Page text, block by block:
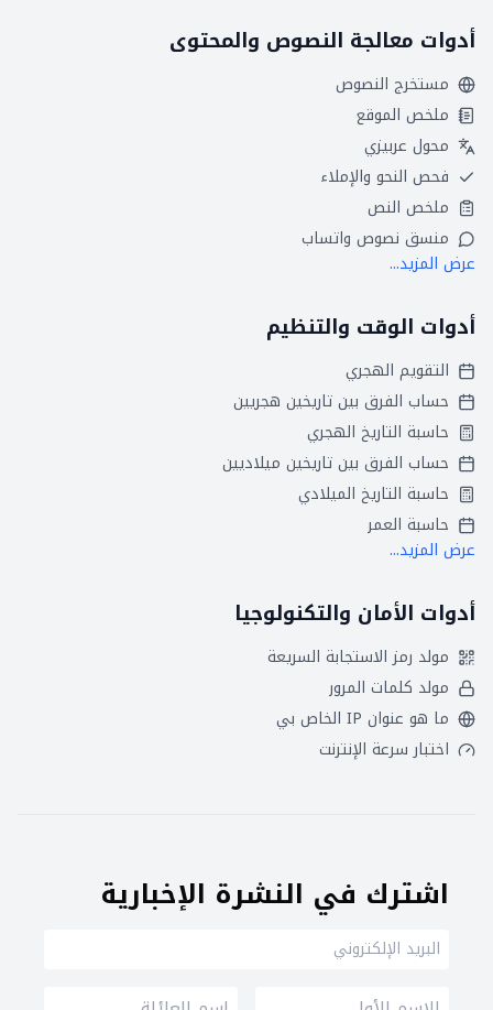
أدوات معالجة النصوص والمحتوى
مستخرج النصوص
ملخص الموقع
محول عربيزي
فحص النحو والإملاء
ملخص النص
منسق نصوص واتساب
عرض المزيد...
أدوات الوقت والتنظيم
التقويم الهجري
حساب الفرق بين تاريخين هجريين
حاسبة التاريخ الهجري
حساب الفرق بين تاريخين ميلاديين
حاسبة التاريخ الميلادي
حاسبة العمر
عرض المزيد...
أدوات الأمان والتكنولوجيا
مولد رمز الاستجابة السريعة
مولد كلمات المرور
ما هو عنوان IP الخاص بي
اختبار سرعة الإنترنت
اشترك في النشرة الإخبارية